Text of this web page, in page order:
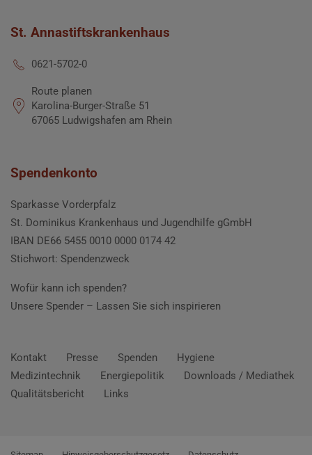
St. Annastiftskrankenhaus
0621-5702-0
Route planen
Karolina-Burger-Straße 51
67065 Ludwigshafen am Rhein
Spendenkonto
Sparkasse Vorderpfalz
St. Dominikus Krankenhaus und Jugendhilfe gGmbH
IBAN DE66 5455 0010 0000 0174 42
Stichwort: Spendenzweck
Wofür kann ich spenden?
Unsere Spender – Lassen Sie sich inspirieren
Kontakt Presse Spenden
Hygiene
Medizintechnik
Energiepolitik
Downloads / Mediathek
Qualitätsbericht
Links